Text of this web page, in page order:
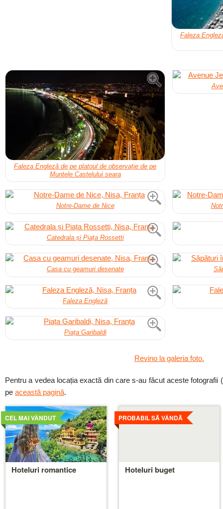
Faleza
Faleza Engleză de pe platoul de observație de pe
Muntele Castelului seara
Notre-Dame de Nice
Catedrala și Piața Rossetti
Casa cu geamuri desenate
Faleza Engleză
Piața Garibaldi
Revino la galeria foto.
Pentru a vedea locația exactă din care s-au făcut aceste fotografii
pe această pagină.
Hoteluri romantice
CEL MAI VÂNDUT
Mai
detaliat
Hoteluri buget
PROBABIL SĂ VÂNDĂ
Mai
detaliat